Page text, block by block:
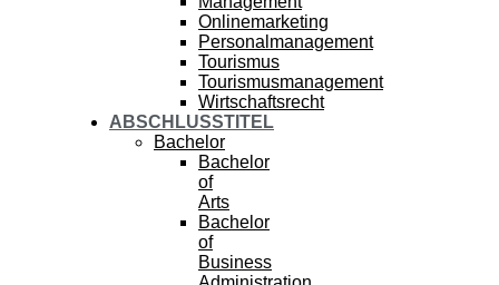
Onlinemarketing
Personalmanagement
Tourismus
Tourismusmanagement
Wirtschaftsrecht
ABSCHLUSSTITEL
Bachelor
Bachelor
of
Arts
Bachelor
of
Business